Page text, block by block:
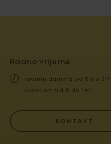
Radno vrijeme
radnim danima od 8 do 21h
subotom od 8 do 14h
KONTAKT